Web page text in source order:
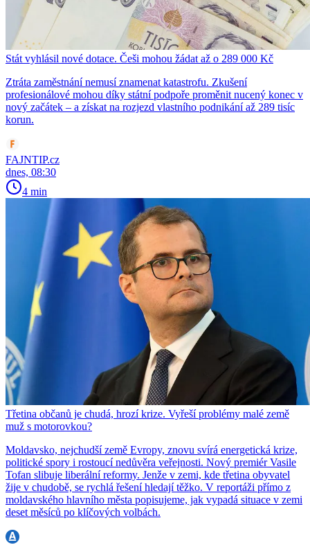
Stát vyhlásil nové dotace. Češi mohou žádat až o 289 000 Kč
Ztráta zaměstnání nemusí znamenat katastrofu. Zkušení
profesionálové mohou díky státní podpoře proměnit nucený konec v
nový začátek – a získat na rozjezd vlastního podnikání až 289 tisíc
korun.
FAJNTIP.cz
dnes, 08:30
4 min
Třetina občanů je chudá, hrozí krize. Vyřeší problémy malé země
muž s motorovkou?
Moldavsko, nejchudší země Evropy, znovu svírá energetická krize,
politické spory i rostoucí nedůvěra veřejnosti. Nový premiér Vasile
Tofan slibuje liberální reformy. Jenže v zemi, kde třetina obyvatel
žije v chudobě, se rychlá řešení hledají těžko. V reportáži přímo z
moldavského hlavního města popisujeme, jak vypadá situace v zemi
deset měsíců po klíčových volbách.